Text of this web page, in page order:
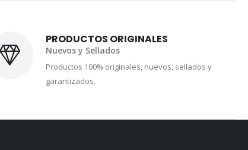
PRODUCTOS ORIGINALES
Nuevos y Sellados
Productos 100% originales, nuevos, sellados y
garantizados.